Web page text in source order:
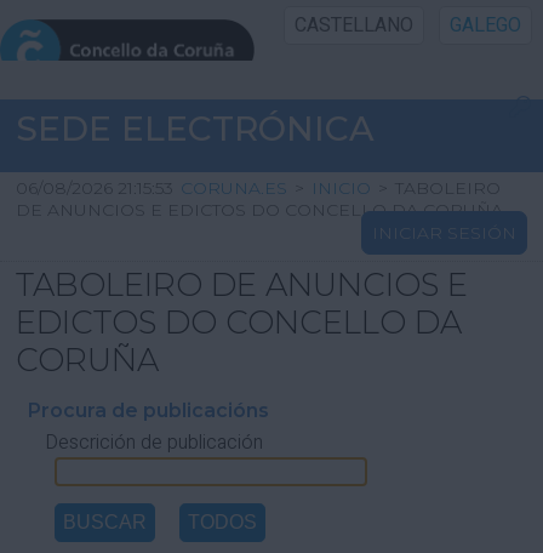
CASTELLANO GALEGO
INICIO SEDE
INICIO
INFORMACIÓN PÚBLICA
CARTAFOL CIDADÁN
AXUDA
SEDE ELECTRÓNICA
06/08/2026 21:15:53 CORUNA.ES > INICIO > TABOLEIRO
DE ANUNCIOS E EDICTOS DO CONCELLO DA CORUÑA
INICIAR SESIÓN
TABOLEIRO DE ANUNCIOS E
EDICTOS DO CONCELLO DA
CORUÑA
Procura de publicacións
Descrición de publicación